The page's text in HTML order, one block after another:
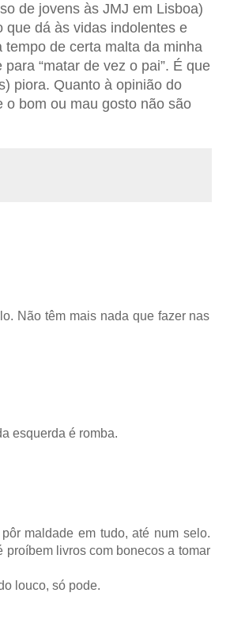
de jovens às JMJ em Lisboa)
dá às vidas indolentes e
de certa malta da minha
“matar de vez o pai”. É que
piora. Quanto à opinião do
o bom ou mau gosto não são
Não têm mais nada que fazer nas
esquerda é romba.
maldade em tudo, até num selo.
proíbem livros com bonecos a tomar
louco, só pode.